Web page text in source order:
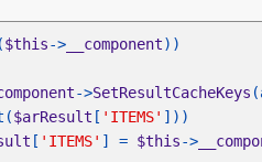
($this-> __component
->SetResultCacheKeys
$arResult [ 'ITEMS'
[ 'ITEMS' ] = $this->